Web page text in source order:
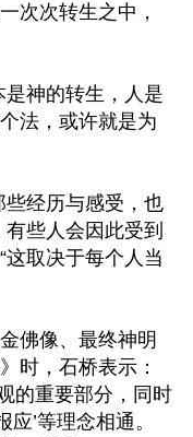
次次转生之中，
是神的转生，人是
法，或许就是为
些经历与感受，也
些人会因此受到
取决于每个人当
佛像、最终神明
时，石桥表示：
的重要部分，同时
应’等理念相通。